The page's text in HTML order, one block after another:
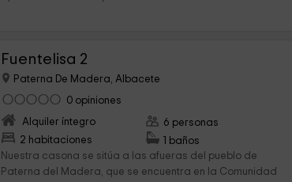
Fuentelisa 2
Paterna De Madera, Albacete
0 opiniones
Alquiler íntegro
2 habitaciones
6 personas
1 baños
Nuestra casona se sitúa a las afueras del pueblo de
Paterna del Madera, que se encuentra en la Comunidad